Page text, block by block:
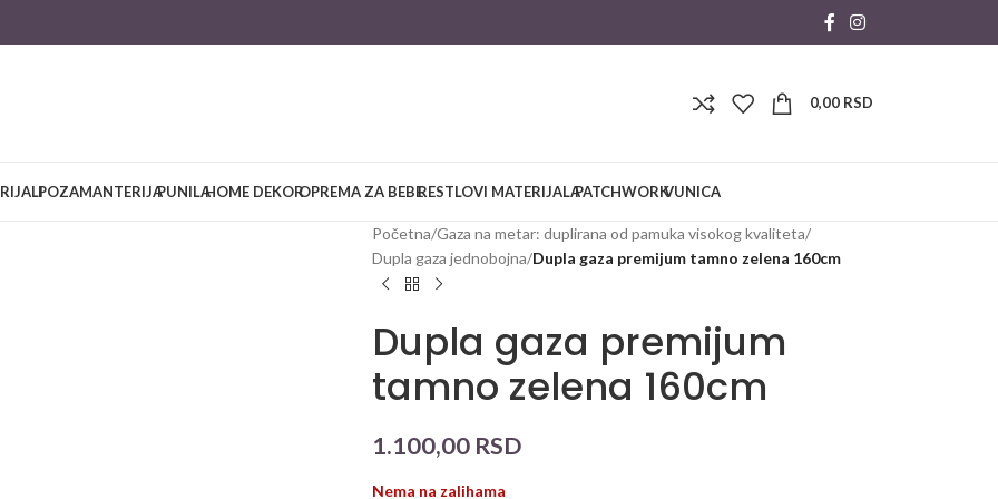
0,00 RSD
POZAMANTERIJAPUNILAHOME DEKOROPREMA ZA BEBERESTLOVI MATERIJALAPATCHWORKVUNICA
Početna/Gaza na metar: duplirana od pamuka visokog kvaliteta/
Dupla gaza jednobojna/Dupla gaza premijum tamno zelena 160cm
Dupla gaza premijum
tamno zelena 160cm
1.100,00 RSD
Nema na zalihama